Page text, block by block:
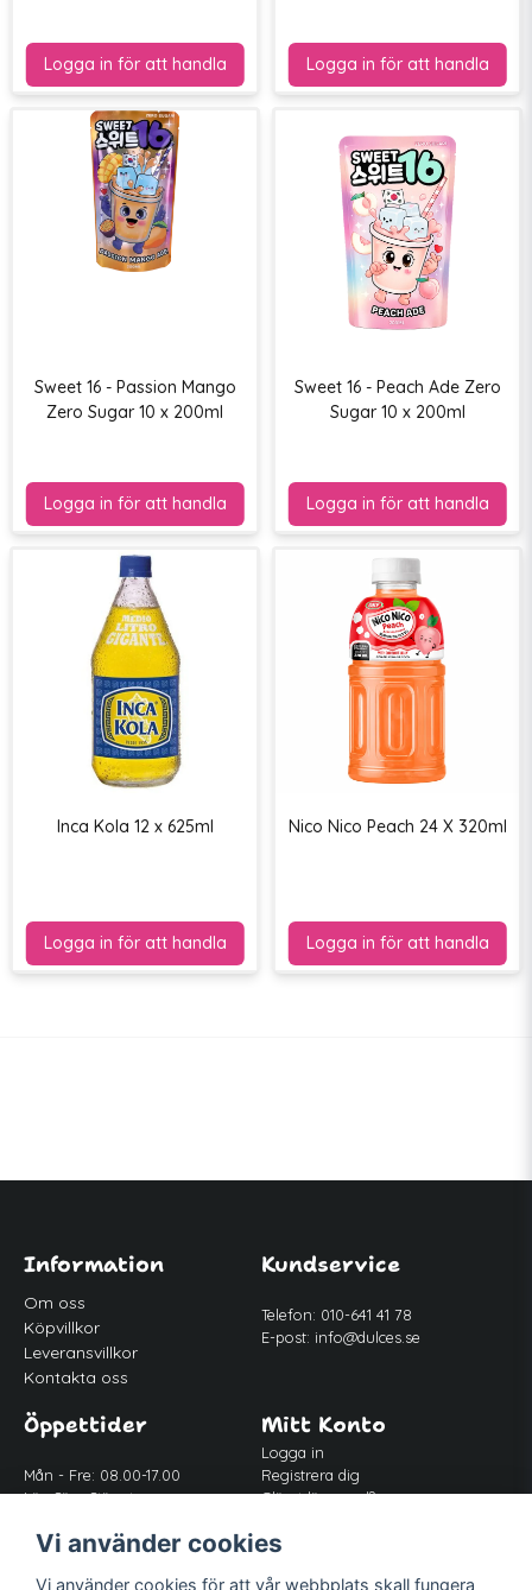
Sweet 16 - Passion Mango
Zero Sugar 10 x 200ml
Sweet 16 - Peach Ade Zero
Sugar 10 x 200ml
Inca Kola 12 x 625ml Nico Nico Peach 24 X 320ml
Information
Om oss
Köpvillkor
Leveransvillkor
Kontakta oss
Kundservice
Telefon: 010-641 41 78
E-post: info@dulces.se
Öppettider
Mån - Fre: 08.00-17.00
Lör-Sön: Stängt
Mitt Konto
Logga in
Registrera dig
Glömt lösenord?
Vi använder cookies
Vi använder cookies för att vår webbplats skall fungera